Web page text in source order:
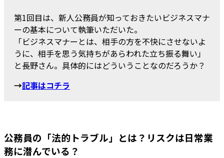
第1回目は、新人公務員が知っておきたいビジネスマナ
ーの基本について執筆いただいた。
「ビジネスマナーとは、相手の方を不快にさせないよ
うに、相手を思う気持ちがあらわれた立ち振る舞い」
と長野さん。具体的にはどういうことなのだろうか？
→記事はコチラ
公務員の「法的トラブル」とは？リスクは日常業
務に潜んでいる？